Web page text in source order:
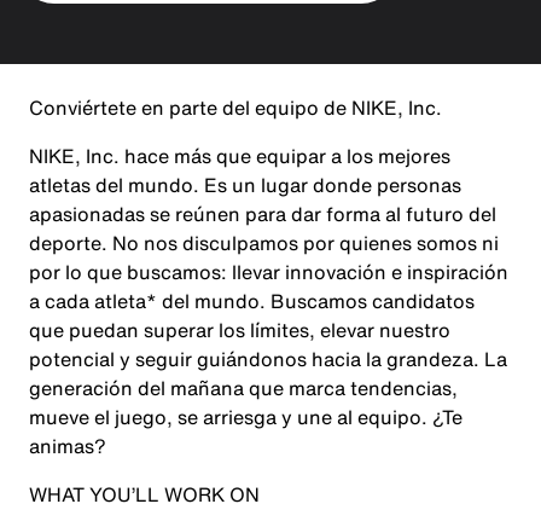
Conviértete en parte del equipo de NIKE, Inc.
NIKE, Inc. hace más que equipar a los mejores
atletas del mundo. Es un lugar donde personas
apasionadas se reúnen para dar forma al futuro del
deporte. No nos disculpamos por quienes somos ni
por lo que buscamos: llevar innovación e inspiración
a cada atleta* del mundo. Buscamos candidatos
que puedan superar los límites, elevar nuestro
potencial y seguir guiándonos hacia la grandeza. La
generación del mañana que marca tendencias,
mueve el juego, se arriesga y une al equipo. ¿Te
animas?
WHAT YOU’LL WORK ON